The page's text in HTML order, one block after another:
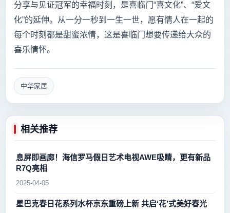
分享与见证冠军的幸福时刻，是喜临门“喜文化”、“爱文
化”的延伸。从一分一秒到一生一世，愿有情人在一起的
每个时刻都是甜蜜浓情，这是喜临门想要传递给大众的
喜乐情怀。
中华家居
相关推荐
息屏即画廊！海信罗马假日艺术电视AWE吸睛，更有新品
R7Q亮相
2025-04-05
星巴克春日花系列水杯京东重磅上新 共启‘花’式美好春光